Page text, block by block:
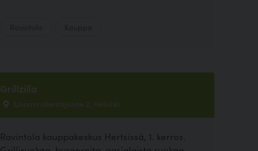
Grillzilla
Linnanrakentajantie 2, Helsinki
Ravintola kauppakeskus Hertsissä, 1. kerros.